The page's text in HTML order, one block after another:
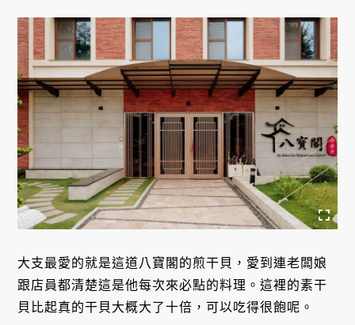
大支最愛的就是這道八寶閣的煎干貝，愛到連老闆娘
跟店員都清楚這是他每次來必點的料理。這裡的素干
貝比起真的干貝大概大了十倍，可以吃得很飽呢。